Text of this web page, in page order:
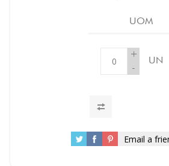
UOM
+
-
UN
Email a